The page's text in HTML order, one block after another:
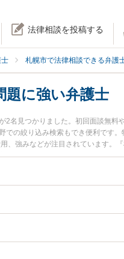
法律相談を投稿する
札幌市で法律相談できる弁護
題に強い弁護士
2名見つかりました。初回面談無
での絞り込み検索もでき便利です
、強みなどが注目されています
な近くの弁護士を検索したい』『